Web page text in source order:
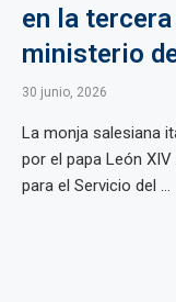
en la
ministerio
30 junio, 2026
La monja salesiana
por el papa León
para el Servicio del ...